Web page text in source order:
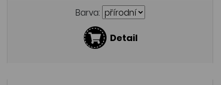
Barva:
Detail